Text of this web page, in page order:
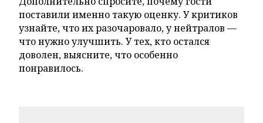
поставили именно такую оценку. У критиков
узнайте, что их разочаровало, у нейтралов —
что нужно улучшить. У тех, кто остался
доволен, выясните, что особенно
понравилось.